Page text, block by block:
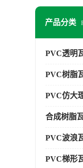
产品分类
PVC透明
PVC树脂
PVC仿大
合成树脂
PVC波浪
PVC梯形